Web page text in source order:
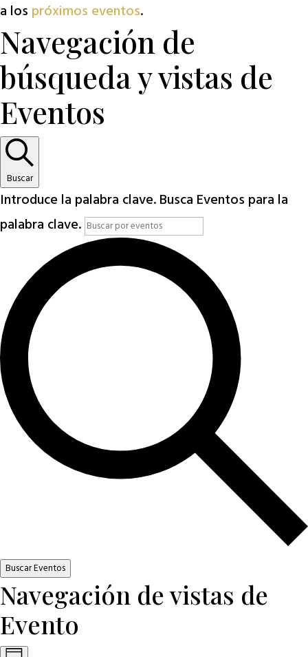
a los próximos eventos.
Navegación de
búsqueda y vistas de
Eventos
Buscar
Introduce la palabra clave. Busca Eventos para la
palabra clave.
Buscar Eventos
Navegación de vistas de
Evento